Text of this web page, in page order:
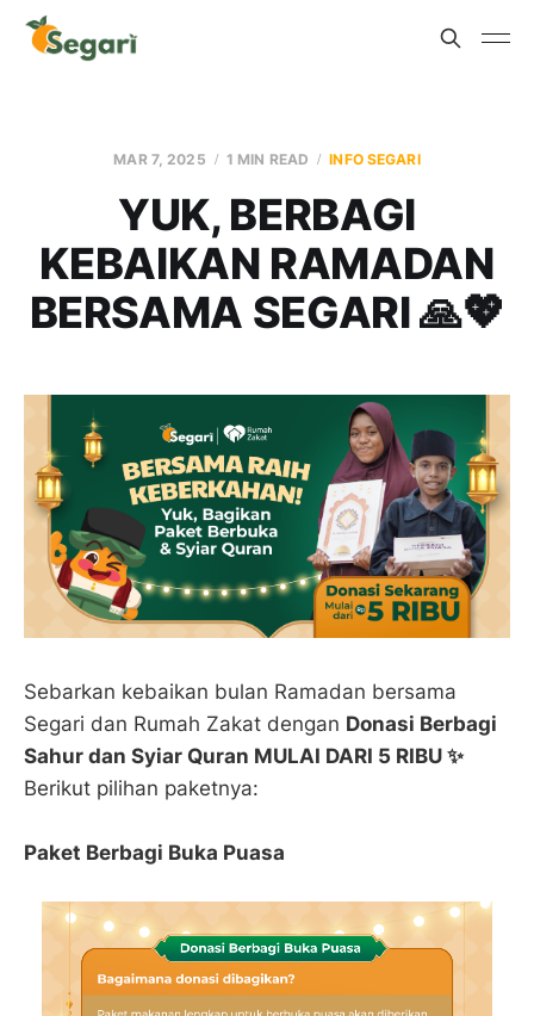
MAR 7, 2025 1 MIN READ INFO SEGARI
YUK, BERBAGI
KEBAIKAN RAMADAN
BERSAMA SEGARI 🙏💖
Sebarkan kebaikan bulan Ramadan bersama
Segari dan Rumah Zakat dengan Donasi Berbagi
Sahur dan Syiar Quran MULAI DARI 5 RIBU ✨
Berikut pilihan paketnya:
Paket Berbagi Buka Puasa